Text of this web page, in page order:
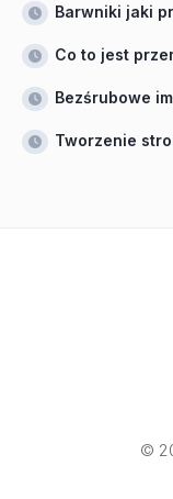
Barwniki jaki
Co to jest
Bezśrubowe
Tworzenie
©